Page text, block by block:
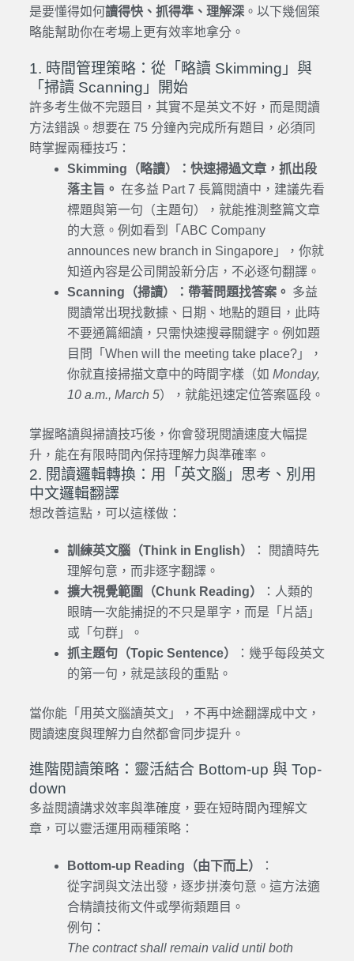
是要懂得如何讀得快、抓得準、理解深。以下幾個策
略能幫助你在考場上更有效率地拿分。
1. 時間管理策略：從「略讀 Skimming」與
「掃讀 Scanning」開始
許多考生做不完題目，其實不是英文不好，而是閱讀
方法錯誤。想要在 75 分鐘內完成所有題目，必須同
時掌握兩種技巧：
Skimming（略讀）：快速掃過文章，抓出段
落主旨。 在多益 Part 7 長篇閱讀中，建議先看
標題與第一句（主題句），就能推測整篇文章
的大意。例如看到「ABC Company
announces new branch in Singapore」，你就
知道內容是公司開設新分店，不必逐句翻譯。
Scanning（掃讀）：帶著問題找答案。 多益
閱讀常出現找數據、日期、地點的題目，此時
不要通篇細讀，只需快速搜尋關鍵字。例如題
目問「When will the meeting take place?」，
你就直接掃描文章中的時間字樣（如 Monday,
10 a.m., March 5），就能迅速定位答案區段。
掌握略讀與掃讀技巧後，你會發現閱讀速度大幅提
升，能在有限時間內保持理解力與準確率。
2. 閱讀邏輯轉換：用「英文腦」思考、別用
中文邏輯翻譯
想改善這點，可以這樣做：
訓練英文腦（Think in English）
： 閱讀時先
理解句意，而非逐字翻譯。
擴大視覺範圍（Chunk Reading）
：人類的
眼睛一次能捕捉的不只是單字，而是「片語」
或「句群」。
抓主題句（Topic Sentence）
：幾乎每段英文
的第一句，就是該段的重點。
當你能「用英文腦讀英文」，不再中途翻譯成中文，
閱讀速度與理解力自然都會同步提升。
進階閱讀策略：靈活結合 Bottom-up 與 Top-
down
多益閱讀講求效率與準確度，要在短時間內理解文
章，可以靈活運用兩種策略：
Bottom-up Reading（由下而上）
：
從字詞與文法出發，逐步拼湊句意。這方法適
合精讀技術文件或學術類題目。
例句：
The contract shall remain valid until both